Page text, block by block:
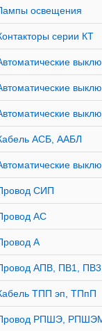
освещения
серии КТ
АСБ, ААБЛ
СИП
АС
А
АПВ, ПВ1,
ТПП эп, ТПпП
РПШЭ,